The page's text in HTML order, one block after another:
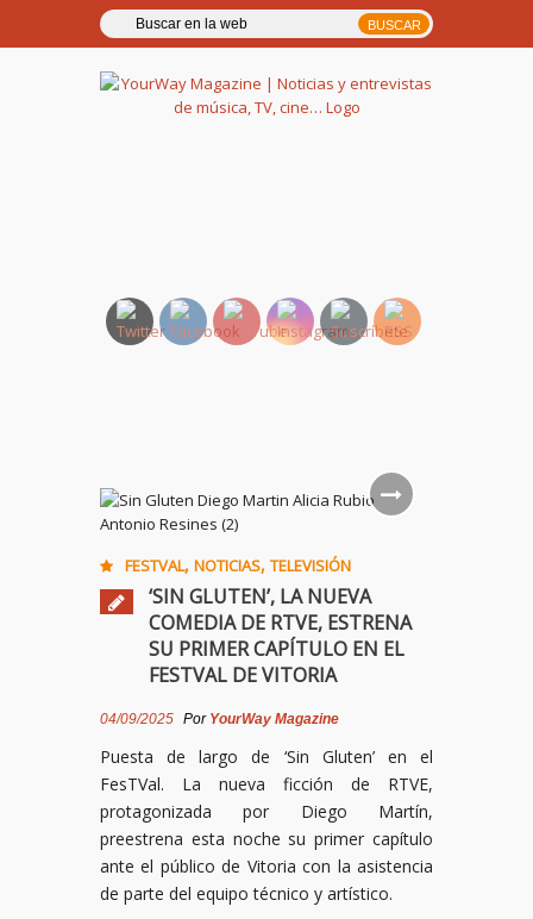
FESTVAL, NOTICIAS, TELEVISIÓN
‘SIN GLUTEN’, LA NUEVA
COMEDIA DE RTVE, ESTRENA
SU PRIMER CAPÍTULO EN EL
FESTVAL DE VITORIA
04/09/2025 Por YourWay Magazine
Puesta de largo de ‘Sin Gluten’ en el
FesTVal. La nueva ficción de RTVE,
protagonizada por Diego Martín,
preestrena esta noche su primer capítulo
ante el público de Vitoria con la asistencia
de parte del equipo técnico y artístico.